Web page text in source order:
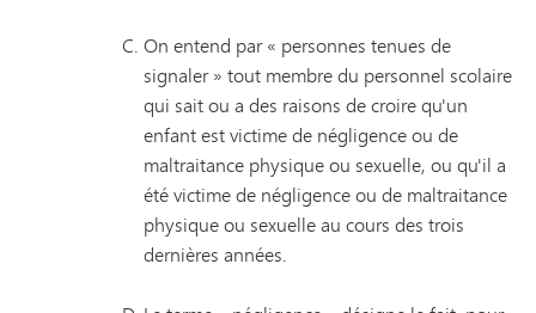
On entend par « personnes tenues de
signaler » tout membre du personnel scolaire
qui sait ou a des raisons de croire qu'un
enfant est victime de négligence ou de
maltraitance physique ou sexuelle, ou qu'il a
été victime de négligence ou de maltraitance
physique ou sexuelle au cours des trois
dernières années.